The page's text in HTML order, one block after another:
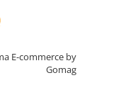
E-commerce by
Gomag